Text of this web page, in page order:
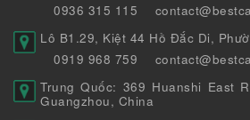
0936 315 115
Lô B1.29, Kiệt 44 Hồ Đắc Di,
0919 968 759
Trung Quốc: 369 Huanshi East
Guangzhou, China